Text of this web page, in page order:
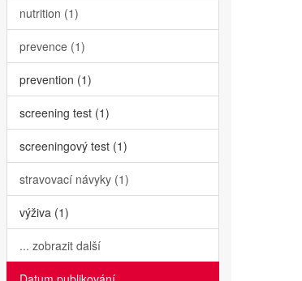
nutrition (1)
prevence (1)
prevention (1)
screening test (1)
screeningový test (1)
stravovací návyky (1)
výživa (1)
... zobrazit další